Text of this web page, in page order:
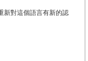
新對這個語言有新的認